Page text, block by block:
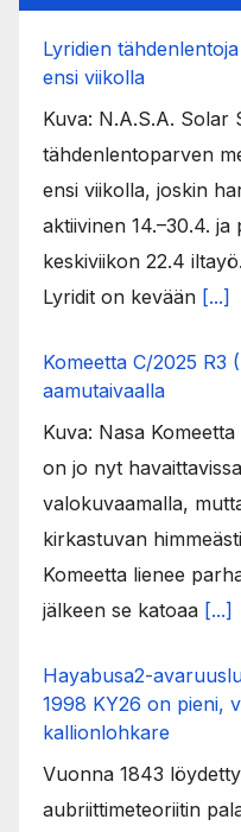
Lyridien
ensi viikolla
Kuva: N.A.S.A. Solar
tähdenlentoparven
ensi viikolla, joskin
aktiivinen 14.–30.4.
keskiviikon 22.4
Lyridit on kevään [...]
Komeetta C/2025 R3
aamutaivaalla
Kuva: Nasa
on jo nyt
valokuvaamalla,
kirkastuvan
Komeetta lienee
jälkeen se katoaa [...]
Hayabusa2-
1998 KY26 on pieni,
kallionlohkare
Vuonna 1843
aubriittimeteoriitin